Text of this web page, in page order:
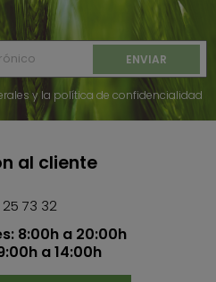
y la política de confidencialidad
al cliente
73 32
8:00h a 20:00h
a 14:00h